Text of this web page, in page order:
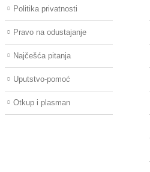
Politika privatnosti
Pravo na odustajanje
Najčešća pitanja
Uputstvo-pomoć
Otkup i plasman